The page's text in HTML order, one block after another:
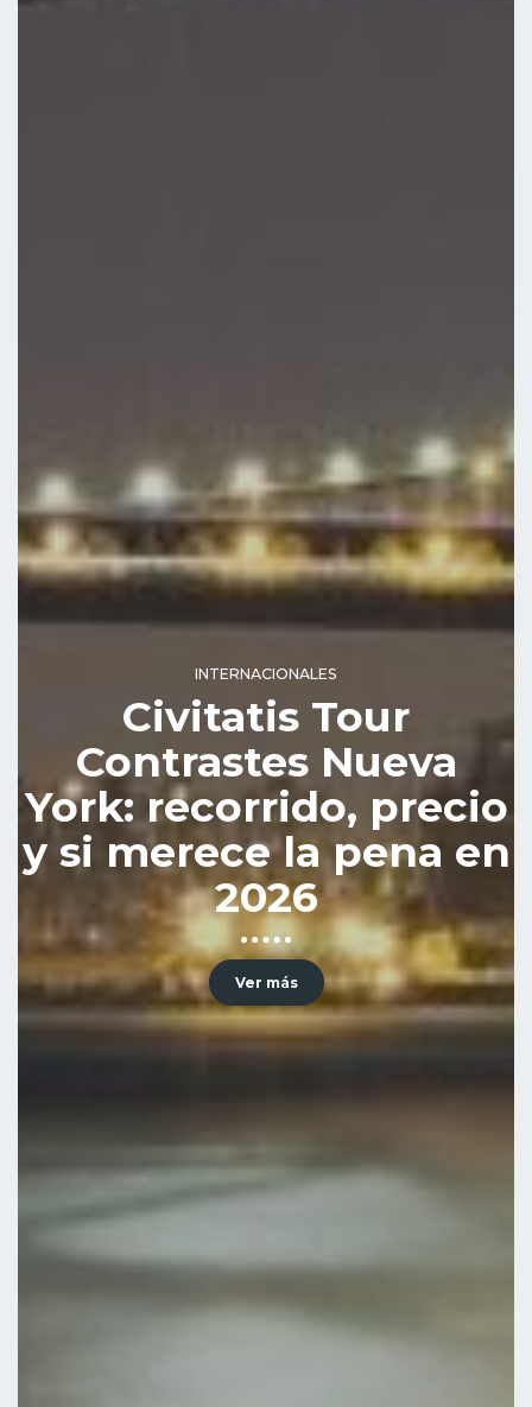
INTERNACIONALES
Civitatis Tour
Contrastes Nueva
York: recorrido, precio
y si merece la pena en
2026
Ver más